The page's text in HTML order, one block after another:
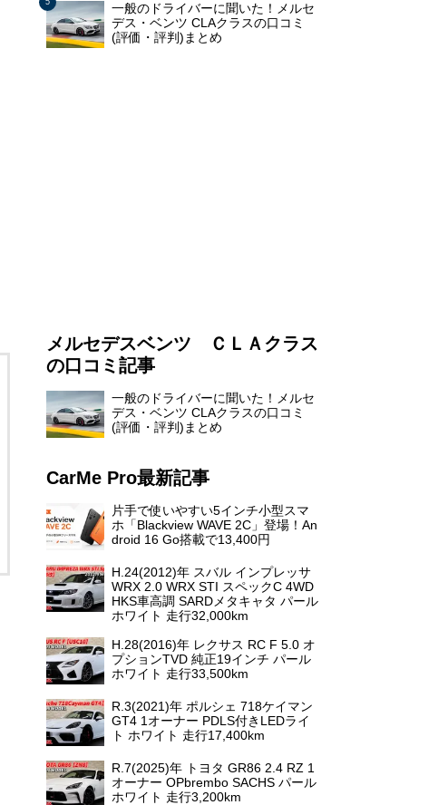
一般のドライバーに聞いた！メルセ
デス・ベンツ CLAクラスの口コミ
(評価・評判)まとめ
メルセデスベンツ ＣＬＡクラス
の口コミ記事
一般のドライバーに聞いた！メルセ
デス・ベンツ CLAクラスの口コミ
(評価・評判)まとめ
CarMe Pro最新記事
片手で使いやすい5インチ小型スマ
ホ「Blackview WAVE 2C」登場！An
droid 16 Go搭載で13,400円
H.24(2012)年 スバル インプレッサ
WRX 2.0 WRX STI スペックC 4WD
HKS車高調 SARDメタキャタ パール
ホワイト 走行32,000km
H.28(2016)年 レクサス RC F 5.0 オ
プションTVD 純正19インチ パール
ホワイト 走行33,500km
R.3(2021)年 ポルシェ 718ケイマン
GT4 1オーナー PDLS付きLEDライ
ト ホワイト 走行17,400km
R.7(2025)年 トヨタ GR86 2.4 RZ 1
オーナー OPbrembo SACHS パール
ホワイト 走行3,200km